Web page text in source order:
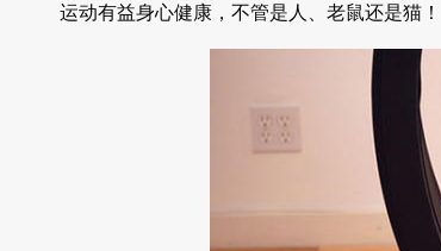
运动有益身心健康，不管是人、老鼠还是猫！